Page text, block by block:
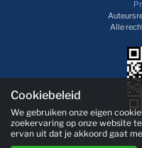
Alle
Cookiebeleid
We gebruiken onze eigen
zoekervaring op onze website
ervan uit dat je akkoord gaat